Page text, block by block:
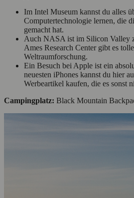
Im Intel Museum kannst du alles
Computertechnologie lernen, die
gemacht hat.
Auch NASA ist im Silicon Valley
Ames Research Center gibt es
Weltraumforschung.
Ein Besuch bei Apple ist ein
neuesten iPhones kannst du hier
Werbeartikel kaufen, die es sonst
Campingplatz: Black Mountain